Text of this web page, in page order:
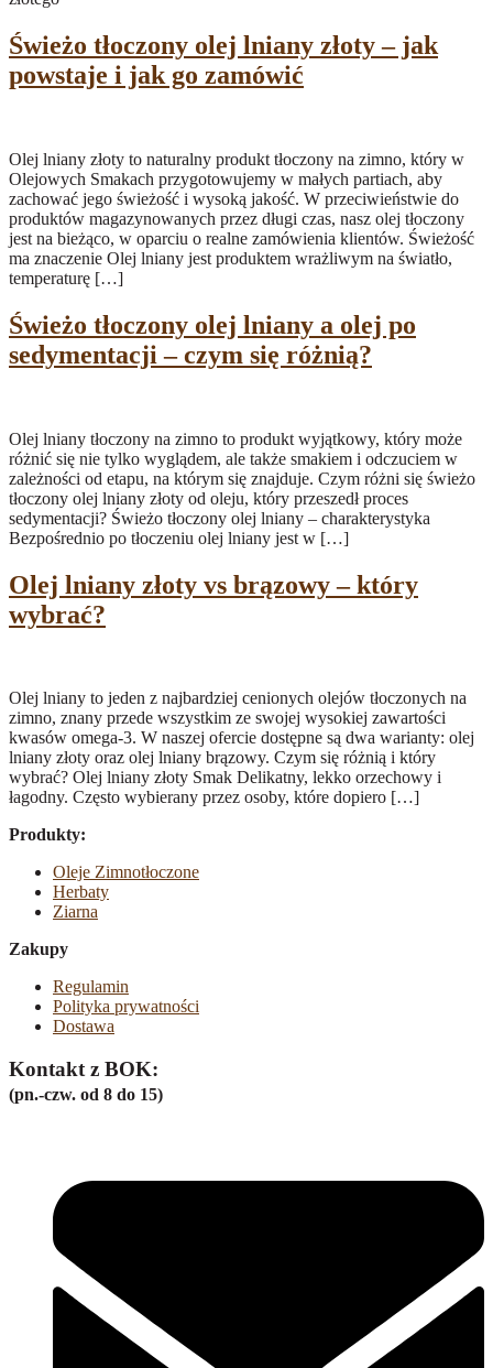
Świeżo tłoczony olej lniany złoty – jak
powstaje i jak go zamówić
Olej lniany złoty to naturalny produkt tłoczony na zimno, który w
Olejowych Smakach przygotowujemy w małych partiach, aby
zachować jego świeżość i wysoką jakość. W przeciwieństwie do
produktów magazynowanych przez długi czas, nasz olej tłoczony
jest na bieżąco, w oparciu o realne zamówienia klientów. Świeżość
ma znaczenie Olej lniany jest produktem wrażliwym na światło,
temperaturę […]
Świeżo tłoczony olej lniany a olej po
sedymentacji – czym się różnią?
Olej lniany tłoczony na zimno to produkt wyjątkowy, który może
różnić się nie tylko wyglądem, ale także smakiem i odczuciem w
zależności od etapu, na którym się znajduje. Czym różni się świeżo
tłoczony olej lniany złoty od oleju, który przeszedł proces
sedymentacji? Świeżo tłoczony olej lniany – charakterystyka
Bezpośrednio po tłoczeniu olej lniany jest w […]
Olej lniany złoty vs brązowy – który
wybrać?
Olej lniany to jeden z najbardziej cenionych olejów tłoczonych na
zimno, znany przede wszystkim ze swojej wysokiej zawartości
kwasów omega-3. W naszej ofercie dostępne są dwa warianty: olej
lniany złoty oraz olej lniany brązowy. Czym się różnią i który
wybrać? Olej lniany złoty Smak Delikatny, lekko orzechowy i
łagodny. Często wybierany przez osoby, które dopiero […]
Produkty:
Oleje Zimnotłoczone
Herbaty
Ziarna
Zakupy
Regulamin
Polityka prywatności
Dostawa
Kontakt z BOK:
(pn.-czw. od 8 do 15)